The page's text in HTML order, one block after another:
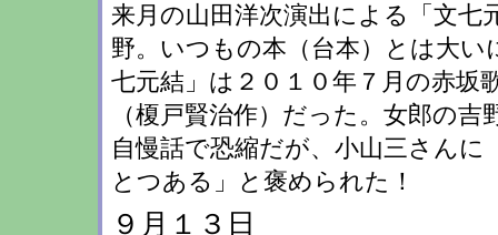
来月の山田洋次演出による「文七
野。いつもの本（台本）とは大
七元結」は２０１０年７月の赤坂
（榎戸賢治作）だった。女郎の
自慢話で恐縮だが、小山三さん
とつある」と褒められた！
９月１３日